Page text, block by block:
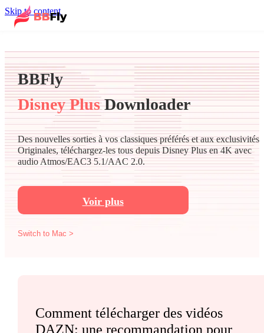
Skip to content
BBFly
Disney PlusDownloader
Des nouvelles sorties à vos classiques préférés et aux exclusivités
Originales, téléchargez-les tous depuis Disney Plus en 4K avec
audio Atmos/EAC3 5.1/AAC 2.0.
Voir plus
Switch to Mac >
Comment télécharger des vidéos
DAZN: une recommandation pour